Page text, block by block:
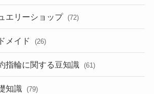
エリーショップ (72)
メイド (26)
指輪に関する豆知識 (61)
知識 (79)